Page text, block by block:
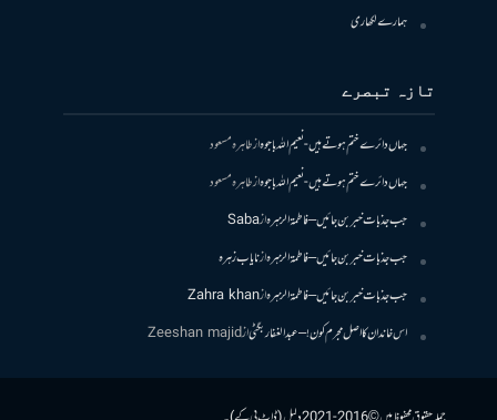
ہمارے لکھاری
تازہ تبصرے
جہاں دائرے ختم ہوتے ہیں- نعیم اللہ باجوہازطاہرہ مسعود
جہاں دائرے ختم ہوتے ہیں- نعیم اللہ باجوہازطاہرہ مسعود
جب جذبات خبر بن جائیں – فاطمۃالزہرہازSaba
جب جذبات خبر بن جائیں – فاطمۃالزہرہازنایاب زہرہ
جب جذبات خبر بن جائیں – فاطمۃالزہرہازZahra khan
اس خاندان کا اصل مجرم کون! – عبدالغفار بگٹیازZeeshan majid